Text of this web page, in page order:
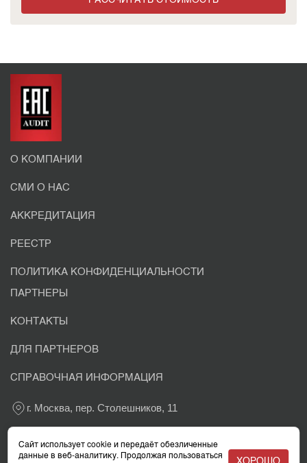
О КОМПАНИИ
СМИ О НАС
АККРЕДИТАЦИЯ
РЕЕСТР
ПОЛИТИКА КОНФИДЕНЦИАЛЬНОСТИ
ПАРТНЕРЫ
КОНТАКТЫ
ДЛЯ ПАРТНЕРОВ
СПРАВОЧНАЯ ИНФОРМАЦИЯ
г. Москва, пер. Столешников, 11
Сайт использует cookie и передаёт обезличенные
данные в веб-аналитику. Продолжая пользоваться
ХОРОШО